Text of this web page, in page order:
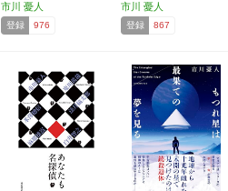
市川 憂人
登録 976
市川 憂人
登録 867